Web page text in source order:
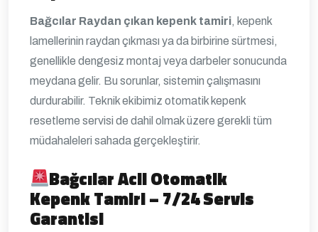
Bağcılar Raydan çıkan kepenk tamiri, kepenk
lamellerinin raydan çıkması ya da birbirine sürtmesi,
genellikle dengesiz montaj veya darbeler sonucunda
meydana gelir. Bu sorunlar, sistemin çalışmasını
durdurabilir. Teknik ekibimiz otomatik kepenk
resetleme servisi de dahil olmak üzere gerekli tüm
müdahaleleri sahada gerçekleştirir.
BağcılarAcil Otomatik
Kepenk Tamiri – 7/24 Servis
Garantisi